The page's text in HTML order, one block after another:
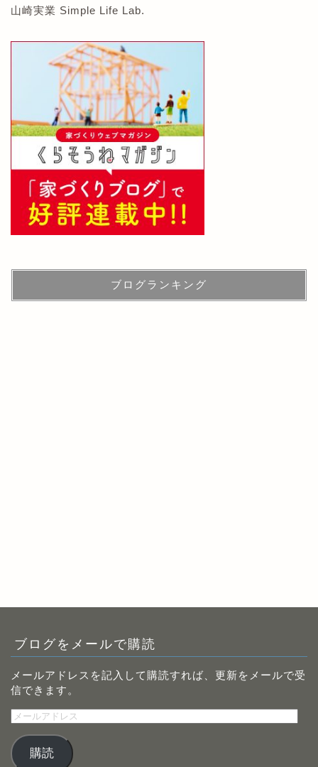
山崎実業 Simple Life Lab.
ブログランキング
ブログをメールで購読
メールアドレスを記入して購読すれば、更新をメールで受
信できます。
メ
ル
ア
購読